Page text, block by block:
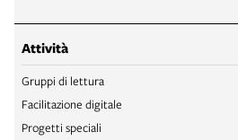
Attività
Gruppi di lettura
Facilitazione digitale
Progetti speciali